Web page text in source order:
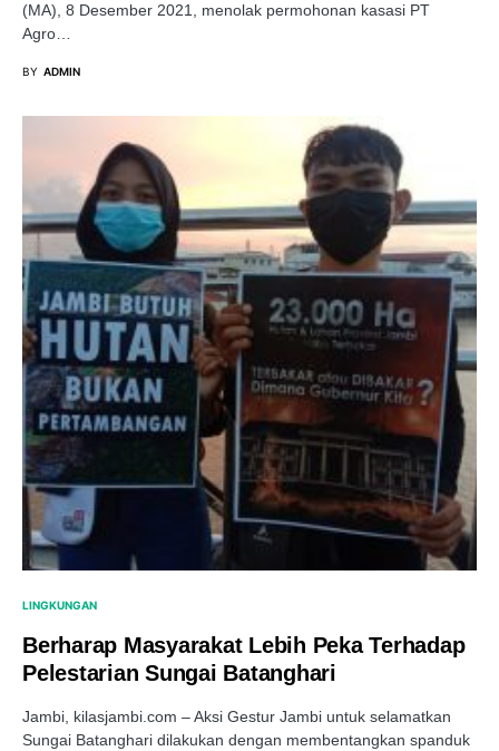
(MA), 8 Desember 2021, menolak permohonan kasasi PT
Agro…
BY ADMIN
LINGKUNGAN
Berharap Masyarakat Lebih Peka Terhadap
Pelestarian Sungai Batanghari
Jambi, kilasjambi.com – Aksi Gestur Jambi untuk selamatkan
Sungai Batanghari dilakukan dengan membentangkan spanduk